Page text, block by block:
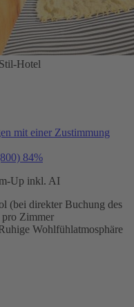
Hotel
mit einer Zustimmung
84%
Up inkl. AI
(bei direkter Buchung des
Zimmer
Wohlfühlatmosphäre